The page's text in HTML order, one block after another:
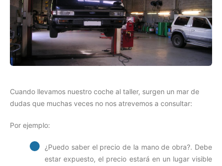
Cuando llevamos nuestro coche al taller, surgen un mar de
dudas que muchas veces no nos atrevemos a consultar:
Por ejemplo:
¿Puedo saber el precio de la mano de obra?. Debe
estar expuesto, el precio estará en un lugar visible